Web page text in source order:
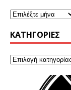
KΑΤΗΓΟΡΊΕΣ